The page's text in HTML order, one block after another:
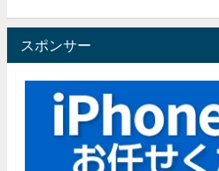
スポンサー